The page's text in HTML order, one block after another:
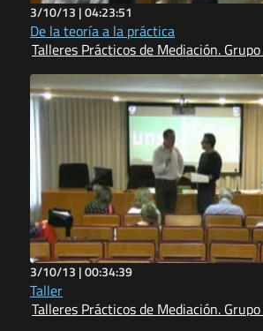
3/10/13 |04:23:51
De la teoría a la práctica
Talleres Prácticos de Mediación.
3/10/13 |00:34:39
Taller
Talleres Prácticos de Mediación.